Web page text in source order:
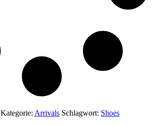
Kategorie: Arrivals Schlagwort: Shoes